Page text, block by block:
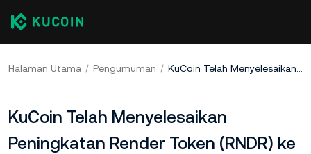
Halaman Utama Pengumuman KuCoin Telah Menyelesaikan Peningkatan Render Token (RNDR) ke Render (RENDER)
KuCoin Telah Menyelesaikan
Peningkatan Render Token (RNDR) ke